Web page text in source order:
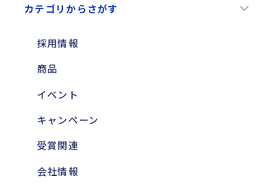
2025年
2024年
2023年
2010年
2004年
カテゴリからさがす
採用情報
商品
イベント
キャンペーン
受賞関連
会社情報